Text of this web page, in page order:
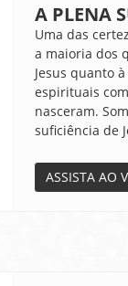
A PLENA
Uma das
a maioria dos
Jesus quanto
espirituais
nasceram.
suficiência de
ASSISTA AO